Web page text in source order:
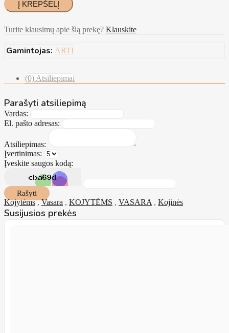
Turite klausimų apie šią prekę? Klauskite
Gamintojas: ARTI
(0) Atsiliepimai
Parašyti atsiliepimą
Vardas:
El. pašto adresas:
Atsiliepimas:
Įvertinimas:
Įveskite saugos kodą:
Rašyti
Kojytėms,Vasara , KOJYTĖMS , VASARA , Kojinės
Susijusios prekės